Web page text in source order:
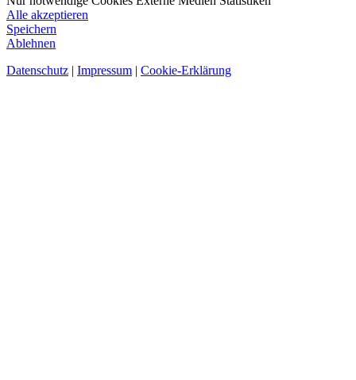
Alle akzeptieren
Speichern
Ablehnen
Datenschutz | Impressum | Cookie-Erklärung